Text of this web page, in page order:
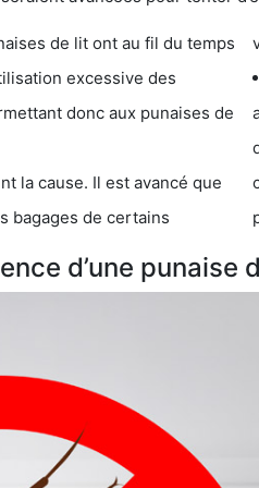
lit ont au fil du temps
des
de
Il est avancé que
de certains
d’une punaise